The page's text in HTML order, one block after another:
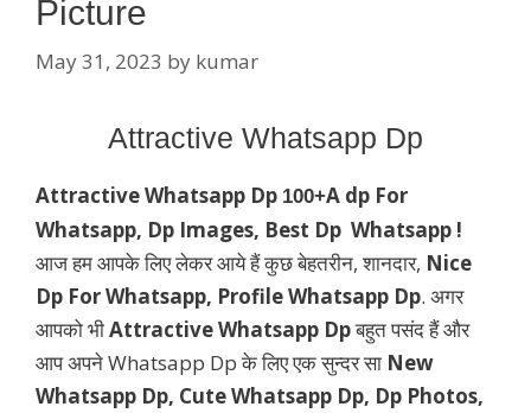
Picture
May 31, 2023 by kumar
Attractive Whatsapp Dp
Attractive Whatsapp Dp 100+A dp For
Whatsapp, Dp Images, Best Dp Whatsapp !
आज हम आपके लिए लेकर आये हैं कुछ बेहतरीन, शानदार, Nice
Dp For Whatsapp, Profile Whatsapp Dp. अगर
आपको भीAttractive Whatsapp Dpबहुत पसंद हैं और
आप अपने Whatsapp Dp के लिए एक सुन्दर सा New
Whatsapp Dp, Cute Whatsapp Dp, Dp Photos,